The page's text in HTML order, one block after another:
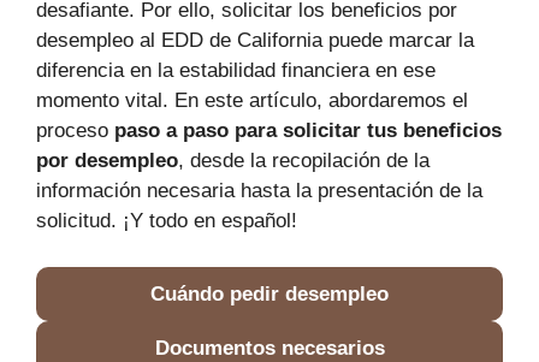
desafiante. Por ello, solicitar los beneficios por
desempleo al EDD de California puede marcar la
diferencia en la estabilidad financiera en ese
momento vital. En este artículo, abordaremos el
proceso paso a paso para solicitar tus beneficios
por desempleo, desde la recopilación de la
información necesaria hasta la presentación de la
solicitud. ¡Y todo en español!
Cuándo pedir desempleo
Documentos necesarios